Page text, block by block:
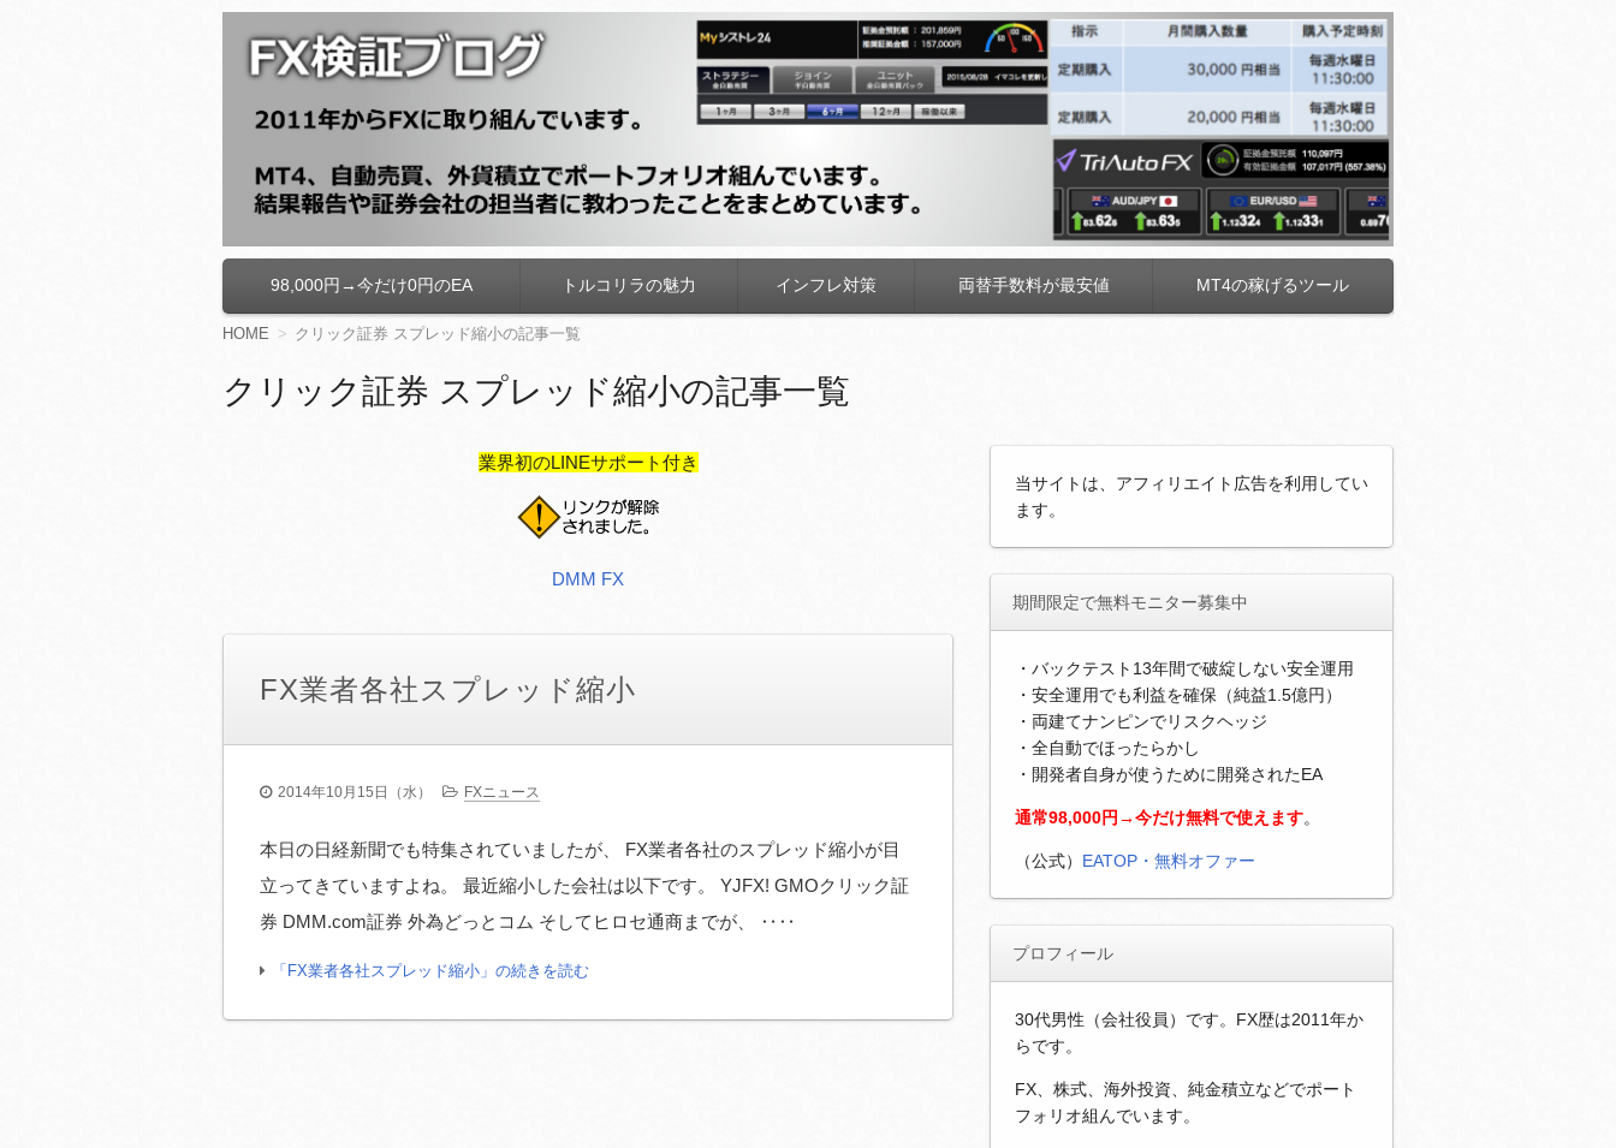
FX検証ブログ
ン
テ
ツ
98,000円→今だけ0円のEA トルコリラの魅力 インフレ対策 両替手数料が最安値 MT4の稼げるツール
HOME クリック証券 スプレッド縮小の記事一覧
クリック証券 スプレッド縮小の記事一覧
業界初のLINEサポート付き
DMM FX
FX業者各社スプレッド縮小
2014年10月15日（水） FXニュース
本日の日経新聞でも特集されていましたが、 FX業者各社のスプレッド縮小が目
立ってきていますよね。 最近縮小した会社は以下です。 YJFX! GMOクリック証
券 DMM.com証券 外為どっとコム そしてヒロセ通商までが、 ‥‥
「FX業者各社スプレッド縮小」の続きを読む
当サイトは、アフィリエイト広告を利用してい
ます。
期間限定で無料モニター募集中
・バックテスト13年間で破綻しない安全運用
・安全運用でも利益を確保（純益1.5億円）
・両建てナンピンでリスクヘッジ
・全自動でほったらかし
・開発者自身が使うために開発されたEA
通常98,000円→今だけ無料で使えます。
（公式） EATOP・無料オファー
プロフィール
30代男性（会社役員）です。FX歴は2011年か
らです。
FX、株式、海外投資、純金積立などでポート
フォリオ組んでいます。